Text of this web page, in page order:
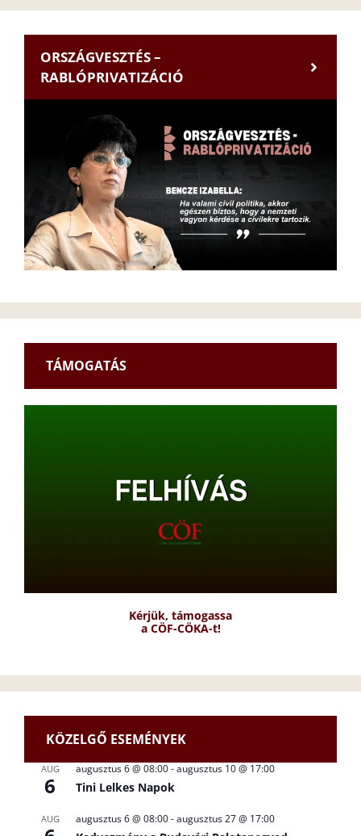
ORSZÁGVESZTÉS –
RABLÓPRIVATIZÁCIÓ
TÁMOGATÁS
Kérjük, támogassa
a CÖF-CÖKA-t!
KÖZELGŐ ESEMÉNYEK
AUG
6
augusztus 6 @ 08:00-augusztus 10 @ 17:00
Tini Lelkes Napok
AUG augusztus 6 @ 08:00-augusztus 27 @ 17:00